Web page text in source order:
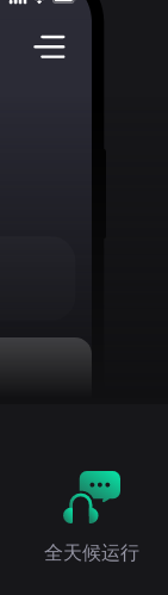
全天候运行